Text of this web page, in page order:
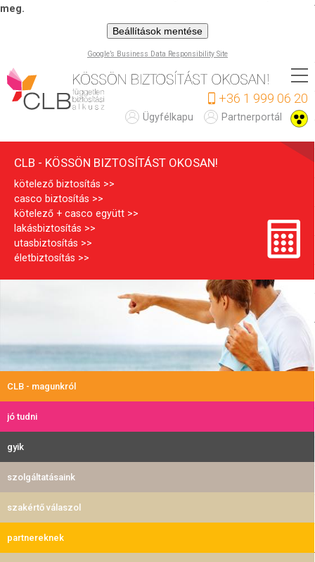
meg.
Beállítások mentése
Google’s Business Data Responsibility Site
Ugrás
a
tartalomra
L
B
+36 1 999 06 20
Partnerportál
Ügyfélkapu
CLB - KÖSSÖN BIZTOSÍTÁST OKOSAN!
kötelező biztosítás
casco biztosítás
kötelező + casco együtt
lakásbiztosítás
utasbiztosítás
életbiztosítás
CLB - magunkról
jó tudni
gyik
szolgáltatásaink
szakértő válaszol
partnereknek